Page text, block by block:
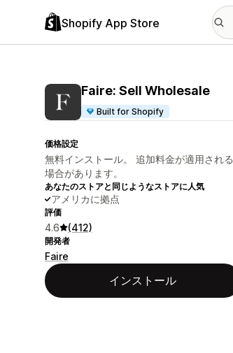
Shopify App Store
Faire: Sell Wholesale
Built for Shopify
価格設定
無料インストール。 追加料金が適用される
場合があります。
あなたのストアと同じようなストアに人気
アメリカに拠点
評価
4.6 (412)
開発者
Faire
インストール